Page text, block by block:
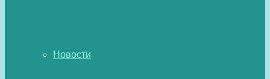
Новости